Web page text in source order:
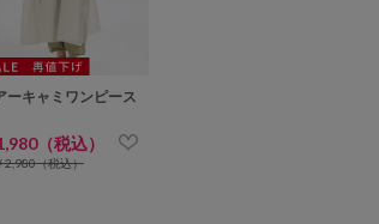
ーキャミワンピース
（税込）
2,980（税込）